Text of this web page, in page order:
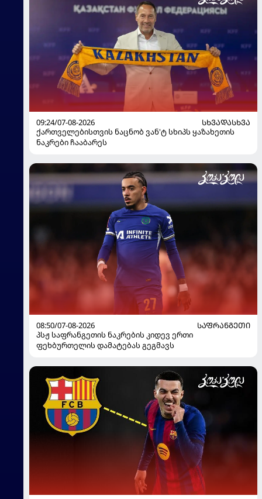
09:24/07-08-2026
ᲡᲮᲕᲐᲓᲐᲡᲮᲕᲐ
ქართველებისთვის ნაცნობ ვან'ტ სხიპს ყაზახეთის
ნაკრები ჩააბარეს
08:50/07-08-2026
ᲡᲐᲤᲠᲐᲜᲒᲔᲗᲘ
პსჟ საფრანგეთის ნაკრების კიდევ ერთი
ფეხბურთელის დამატებას გეგმავს